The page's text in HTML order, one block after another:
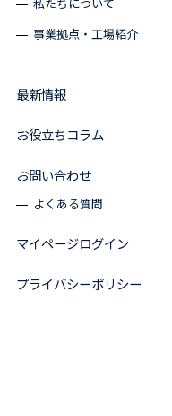
事業拠点・工場紹介
最新情報
お役立ちコラム
お問い合わせ
よくある質問
マイページログイン
プライバシーポリシー